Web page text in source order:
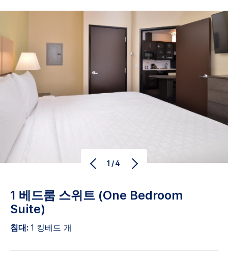
1/4
1 베드룸 스위트 (One Bedroom
Suite)
침대: 1 킹베드 개